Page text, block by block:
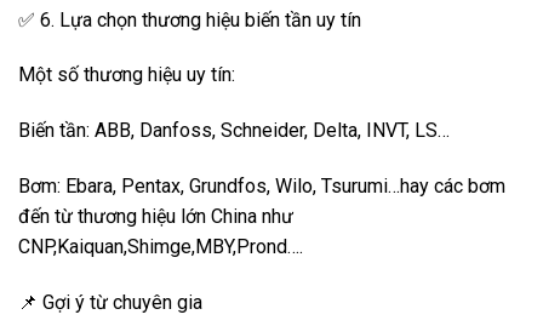
✅ 6. Lựa chọn thương hiệu biến tần uy tín
Một số thương hiệu uy tín:
Biến tần: ABB, Danfoss, Schneider, Delta, INVT, LS…
Bơm: Ebara, Pentax, Grundfos, Wilo, Tsurumi…hay các bơm
đến từ thương hiệu lớn China như
CNP,Kaiquan,Shimge,MBY,Prond….
📌 Gợi ý từ chuyên gia